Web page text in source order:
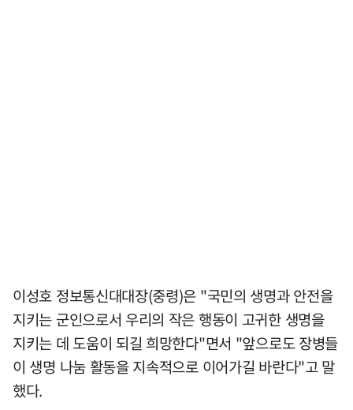
이성호 정보통신대대장(중령)은 "국민의 생명과 안전을
지키는 군인으로서 우리의 작은 행동이 고귀한 생명을
지키는 데 도움이 되길 희망한다"면서 "앞으로도 장병들
이 생명 나눔 활동을 지속적으로 이어가길 바란다"고 말
했다.